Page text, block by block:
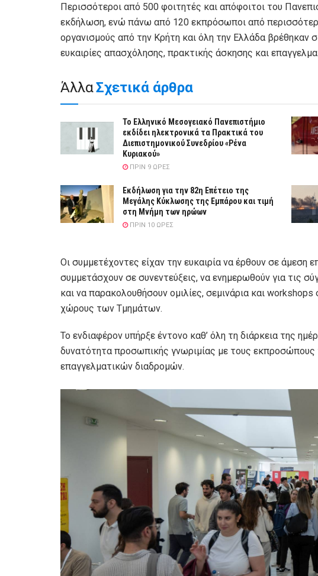
Περισσότεροι από 500 φοιτητές και απόφοιτοι του
εκδήλωση, ενώ πάνω από 120 εκπρόσωποι από
οργανισμούς από την Κρήτη και όλη την Ελλάδα βρέθηκαν
ευκαιρίες απασχόλησης, πρακτικής άσκησης και
ΆλλαΣχετικά άρθρα
Το Ελληνικό Μεσογειακό Πανεπιστήμιο
εκδίδει ηλεκτρονικά τα Πρακτικά του
Διεπιστημονικού Συνεδρίου «Ρένα
Κυριακού»
ΠΡΙΝ 9 ΏΡΕΣ
Εκδήλωση για την 82η Επέτειο της
Μεγάλης Κύκλωσης της Εμπάρου και τιμή
στη Μνήμη των ηρώων
ΠΡΙΝ 10 ΏΡΕΣ
Οι συμμετέχοντες είχαν την ευκαιρία να έρθουν σε άμεση
συμμετάσχουν σε συνεντεύξεις, να ενημερωθούν για τις
και να παρακολουθήσουν ομιλίες, σεμινάρια και
χώρους των Τμημάτων.
Το ενδιαφέρον υπήρξε έντονο καθ’ όλη τη διάρκεια της
δυνατότητα προσωπικής γνωριμίας με τους εκπροσώπους
επαγγελματικών διαδρομών.